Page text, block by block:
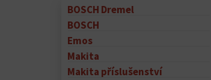
BOSCH Dremel
BOSCH
Emos
Makita
Makita příslušenství